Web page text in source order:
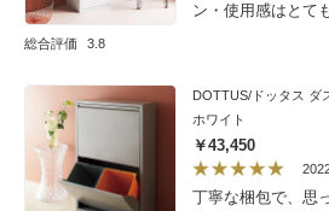
総合評価 3.8
ン・使用感はとて
若干のムラがあっ
ホワイト
￥43,450
丁寧な梱包で、思